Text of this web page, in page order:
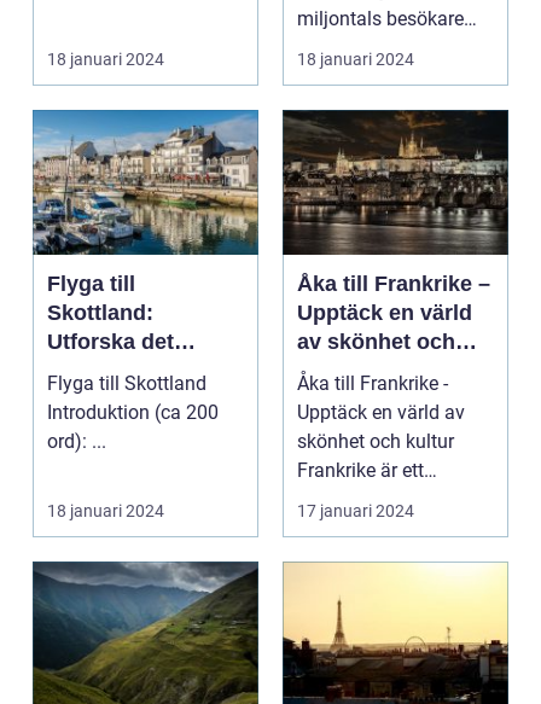
18 januari 2024
miljontals besökare
med sina fantastiska
str...
18 januari 2024
Flyga till
Skottland:
Utforska det
majestätiska
landet
Flyga till Skottland
Introduktion (ca 200
ord): ...
18 januari 2024
Åka till Frankrike –
Upptäck en värld
av skönhet och
kultur
Åka till Frankrike -
Upptäck en värld av
skönhet och kultur
Frankrike är ett
fantastiskt land som
17 januari 2024